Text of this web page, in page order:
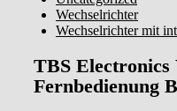
Wechselrichter
Wechselrichter mit
TBS Electronics
Fernbedienung